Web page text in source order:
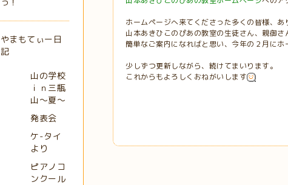
ホームページへ来てくださった多くの皆様、あ
山本あきひこのぴあの教室の生徒さん、親御
簡単なご案内になればと思い、今年の２月にホ
少しずつ更新しながら、続けてまいります。
これからもよろしくおねがいします
やまもてぃー日
記
山の学校
ｉｎ三瓶
山～夏～
発表会
ケ-タイ
より
ピアノコ
ンクール